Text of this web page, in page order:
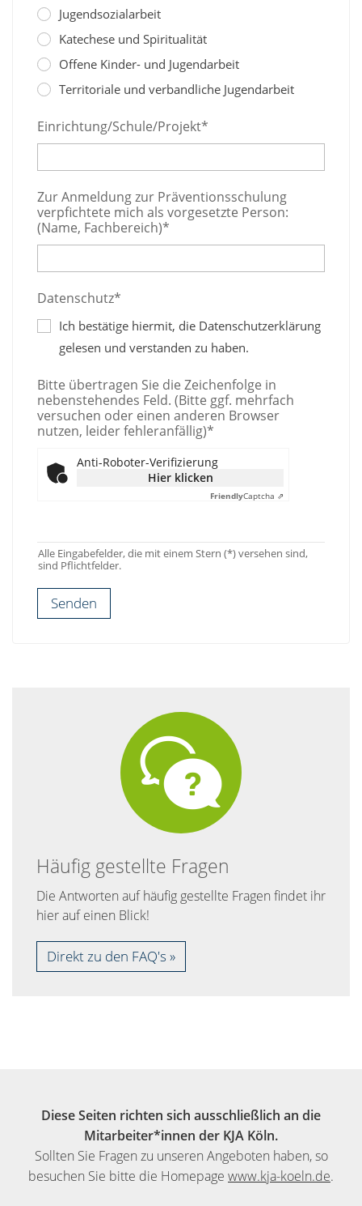
Jugendsozialarbeit
Katechese und Spiritualität
Offene Kinder- und Jugendarbeit
Territoriale und verbandliche Jugendarbeit
Einrichtung/Schule/Projekt*
Zur Anmeldung zur Präventionsschulung
verpfichtete mich als vorgesetzte Person:
(Name, Fachbereich)*
Datenschutz*
Ich bestätige hiermit, die Datenschutzerklärung
gelesen und verstanden zu haben.
Bitte übertragen Sie die Zeichenfolge in
nebenstehendes Feld. (Bitte ggf. mehrfach
versuchen oder einen anderen Browser
nutzen, leider fehleranfällig)*
Anti-Roboter-Verifizierung
Hier klicken
FriendlyCaptcha ⇗
Alle Eingabefelder, die mit einem Stern (*) versehen sind,
sind Pflichtfelder.
Häufig gestellte Fragen
Die Antworten auf häufig gestellte Fragen findet ihr
hier auf einen Blick!
Direkt zu den FAQ's
Diese Seiten richten sich ausschließlich an die
Mitarbeiter*innen der KJA Köln.
Sollten Sie Fragen zu unseren Angeboten haben, so
besuchen Sie bitte die Homepage www.kja-koeln.de.